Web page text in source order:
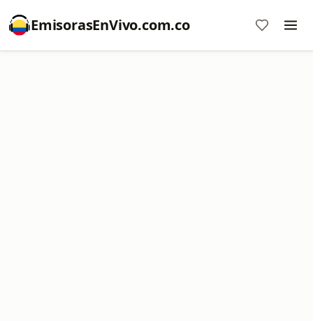
EmisorasEnVivo.com.co